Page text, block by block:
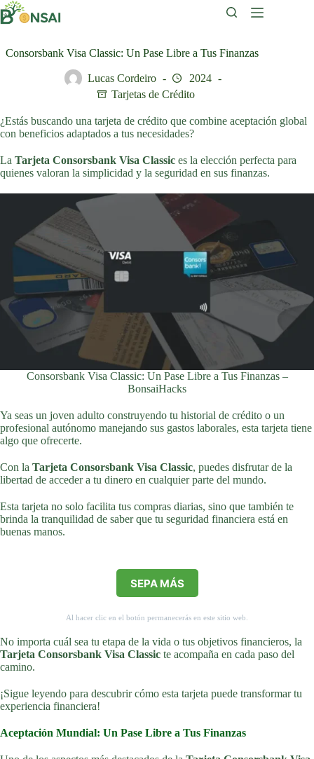
Saltar
al
Consorsbank Visa Classic: Un Pase Libre a Tus Finanzas
Lucas Cordeiro
2024
Tarjetas de Crédito
¿Estás buscando una tarjeta de crédito que combine aceptación global
con beneficios adaptados a tus necesidades?
La Tarjeta Consorsbank Visa Classic es la elección perfecta para
quienes valoran la simplicidad y la seguridad en sus finanzas.
Consorsbank Visa Classic: Un Pase Libre a Tus Finanzas –
BonsaiHacks
Ya seas un joven adulto construyendo tu historial de crédito o un
profesional autónomo manejando sus gastos laborales, esta tarjeta tiene
algo que ofrecerte.
Con la Tarjeta Consorsbank Visa Classic, puedes disfrutar de la
libertad de acceder a tu dinero en cualquier parte del mundo.
Esta tarjeta no solo facilita tus compras diarias, sino que también te
brinda la tranquilidad de saber que tu seguridad financiera está en
buenas manos.
SEPA MÁS
Al hacer clic en el botón permanecerás en este sitio web.
No importa cuál sea tu etapa de la vida o tus objetivos financieros, la
Tarjeta Consorsbank Visa Classic te acompaña en cada paso del
camino.
¡Sigue leyendo para descubrir cómo esta tarjeta puede transformar tu
experiencia financiera!
Aceptación Mundial: Un Pase Libre a Tus Finanzas